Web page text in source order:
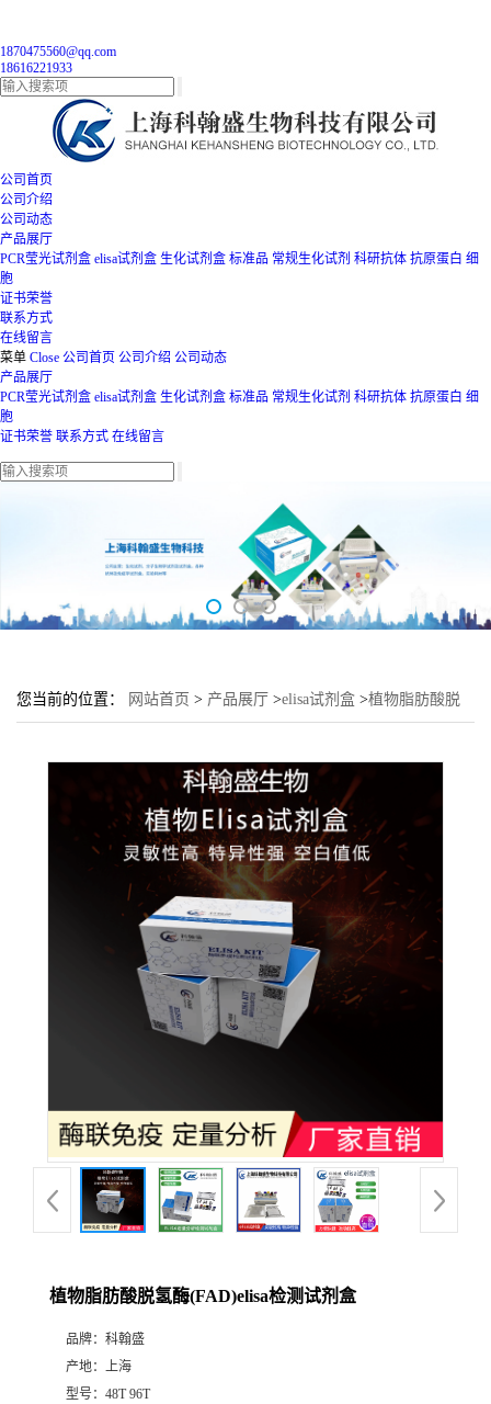
1870475560@qq.com
18616221933
公司首页
公司介绍
公司动态
产品展厅
PCR莹光试剂盒 elisa试剂盒 生化试剂盒 标准品 常规生化试剂 科研抗体 抗原蛋白 细
胞
证书荣誉
联系方式
在线留言
菜单 Close 公司首页 公司介绍 公司动态
产品展厅
PCR莹光试剂盒 elisa试剂盒 生化试剂盒 标准品 常规生化试剂 科研抗体 抗原蛋白 细
胞
证书荣誉 联系方式 在线留言
您当前的位置： 网站首页 > 产品展厅 >elisa试剂盒 >植物脂肪酸脱
植物脂肪酸脱氢酶(FAD)elisa检测试剂盒
品牌： 科翰盛
产地： 上海
型号： 48T 96T